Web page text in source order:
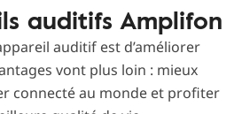
auditifs Amplifon
auditif est d’améliorer
vont plus loin : mieux
connecté au monde et profiter